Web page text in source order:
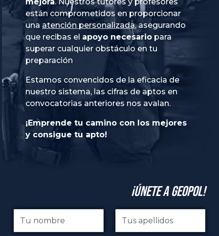
están comprometidos en proporcionar
una atención personalizada, asegurando
que recibas el apoyo necesario para
superar cualquier obstáculo en tu
preparación
Estamos convencidos de la eficacia de
nuestro sistema, las cifras de aptos en
convocatorias anteriores nos avalan.
¡Emprende tu camino con los mejores
y consigue tu apto!
¡Únete a GeoPol!